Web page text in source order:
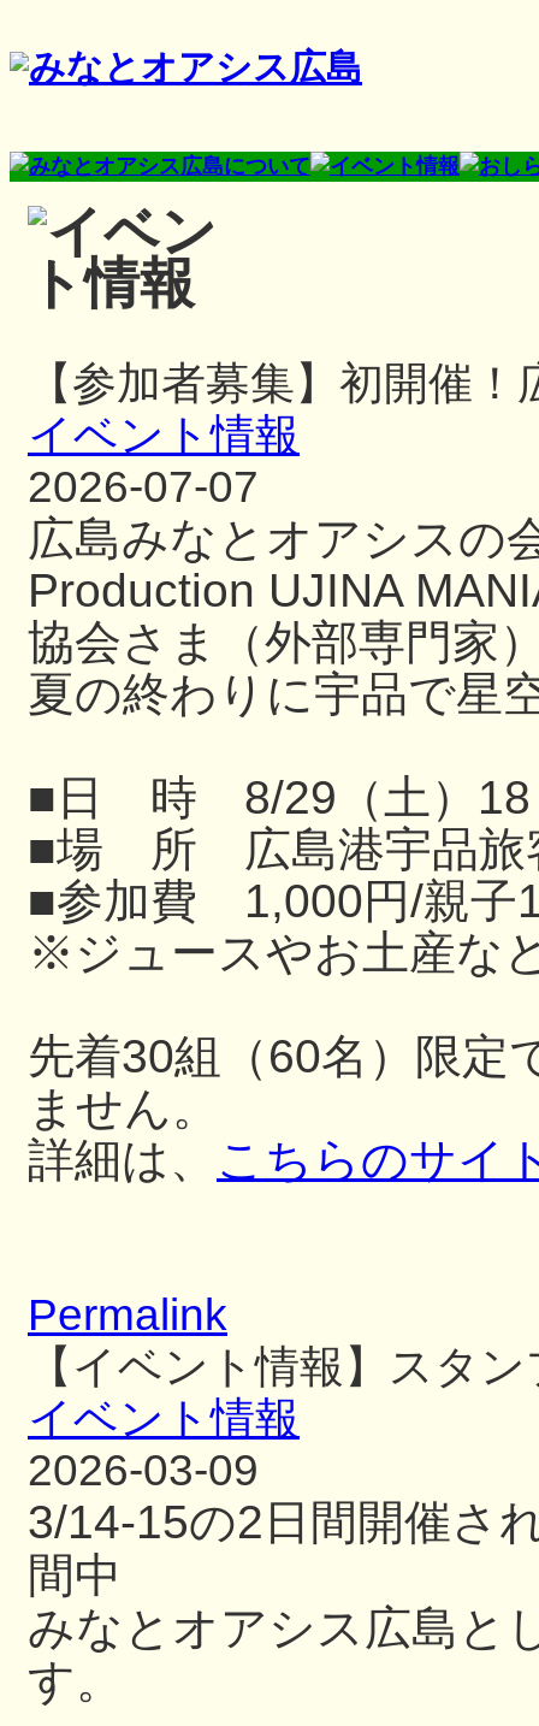
【参加者募集】初開催
イベント情報
2026-07-07
広島みなとオアシスの
Production UJINA
協会さま（外部専門家
夏の終わりに宇品で星
■日 時 8/29（土）18
■場 所 広島港宇品旅
■参加費 1,000円/親子
※ジュースやお土産な
先着30組（60名）限定
ません。
詳細は、 こちらのサイ
Permalink
【イベント情報】スタ
イベント情報
2026-03-09
3/14-15の2日間開催さ
間中
みなとオアシス広島と
す。